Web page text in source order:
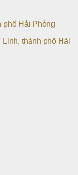
phố Hải Phòng
thành phố Hải